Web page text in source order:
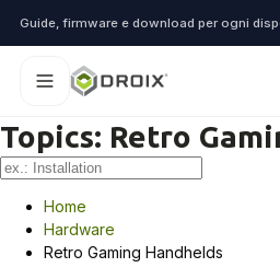
Topics: Retro
Home
Hardware
Retro Gaming Handhelds